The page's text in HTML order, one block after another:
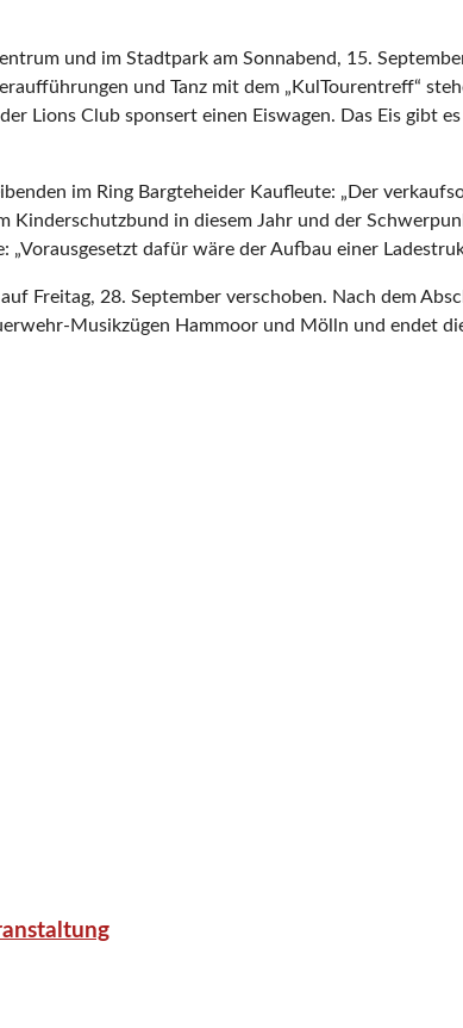
und im Stadtpark am Sonnabend, 15.
und Tanz mit dem „KulTourentreff“
Lions Club sponsert einen Eiswagen. Das Eis gibt
im Ring Bargteheider Kaufleute: „Der
Kinderschutzbund in diesem Jahr und der
dafür wäre der Aufbau einer
Freitag, 28. September verschoben. Nach dem
Musikzügen Hammoor und Mölln und endet